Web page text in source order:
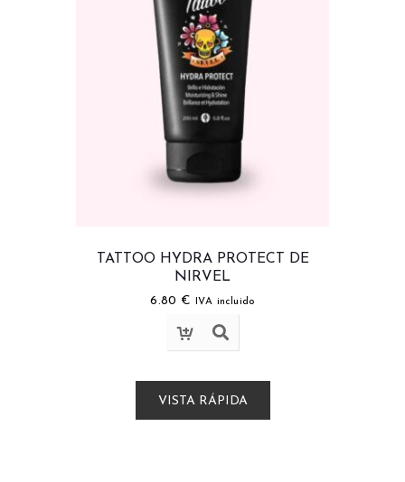
TATTOO HYDRA PROTECT DE
NIRVEL
6.80 € IVA incluido
VISTA RÁPIDA